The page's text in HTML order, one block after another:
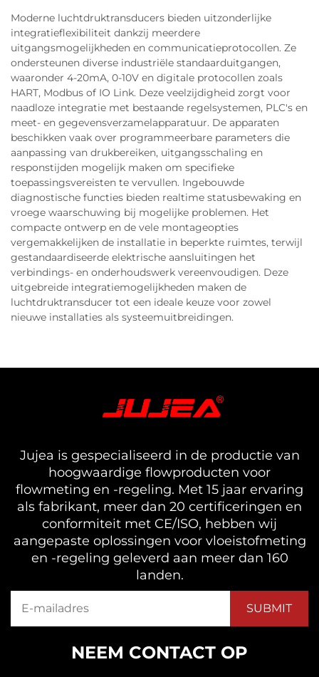
Moderne luchtdruktransducers bieden uitzonderlijke
integratieflexibiliteit dankzij meerdere
uitgangsmogelijkheden en communicatieprotocollen. Ze
ondersteunen diverse industriële standaarduitgangen,
waaronder 4-20mA, 0-10V en digitale protocollen zoals
HART, Modbus of IO Link. Deze veelzijdigheid zorgt voor
naadloze integratie met bestaande regelsystemen, PLC's en
meet- en gegevensverzamelapparatuur. De apparaten
beschikken vaak over programmeerbare parameters die
aanpassing van drukbereiken, uitgangsschaling en
responstijden mogelijk maken om specifieke
toepassingsvereisten te vervullen. Ingebouwde
diagnostische functies bieden realtime statusbewaking en
vroege waarschuwing bij mogelijke problemen. Het
compacte ontwerp en de vele montageopties
vergemakkelijken de installatie in beperkte ruimtes, terwijl
gestandaardiseerde elektrische aansluitingen het
verbindings- en onderhoudswerk vereenvoudigen. Deze
uitgebreide integratiemogelijkheden maken de
luchtdruktransducer tot een ideale keuze voor zowel
nieuwe installaties als systeemuitbreidingen.
Jujea is gespecialiseerd in de productie van
hoogwaardige flowproducten voor
flowmeting en -regeling. Met 15 jaar ervaring
als fabrikant, meer dan 20 certificeringen en
conformiteit met CE/ISO, hebben wij
aangepaste oplossingen voor vloeistofmeting
en -regeling geleverd aan meer dan 160
landen.
NEEM CONTACT OP